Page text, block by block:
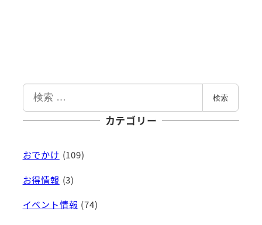
索
検索
カテゴリー
おでかけ (109)
お得情報 (3)
イベント情報 (74)